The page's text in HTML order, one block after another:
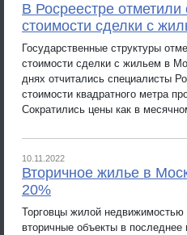
В Росреестре
стоимости сделки с
Государственные структуры
стоимости сделки с жильем в
днях отчитались специалисты
стоимости квадратного метра
Сократились цены как в
10.11.2022
Вторичное жилье в
20%
Торговцы жилой
вторичные объекты в